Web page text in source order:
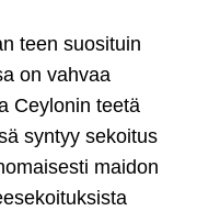
teen suosituin
on vahvaa
Ceylonin teetä
syntyy sekoitus
maidon